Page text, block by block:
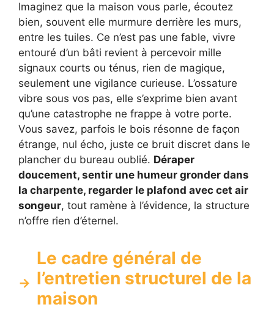
Imaginez que la maison vous parle, écoutez
bien, souvent elle murmure derrière les murs,
entre les tuiles. Ce n’est pas une fable, vivre
entouré d’un bâti revient à percevoir mille
signaux courts ou ténus, rien de magique,
seulement une vigilance curieuse. L’ossature
vibre sous vos pas, elle s’exprime bien avant
qu’une catastrophe ne frappe à votre porte.
Vous savez, parfois le bois résonne de façon
étrange, nul écho, juste ce bruit discret dans le
plancher du bureau oublié. Déraper
doucement, sentir une humeur gronder dans
la charpente, regarder le plafond avec cet air
songeur, tout ramène à l’évidence, la structure
n’offre rien d’éternel.
Le cadre général de
l’entretien structurel de la
maison